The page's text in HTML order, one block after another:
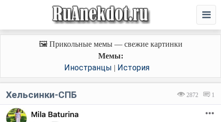
🖼️ Прикольные мемы — свежие картинки
Мемы:
Иностранцы | История
2872 1
Хельсинки-СПБ